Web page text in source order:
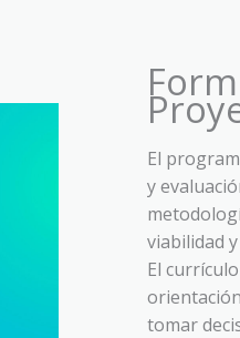
El
y
viabilidad
El
tomar